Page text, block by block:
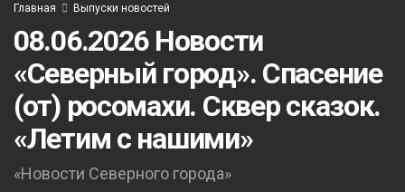
Главная Выпуски новостей
08.06.2026 Новости
«Северный город». Спасение
(от) росомахи. Сквер сказок.
«Летим с нашими»
«Новости Северного города»